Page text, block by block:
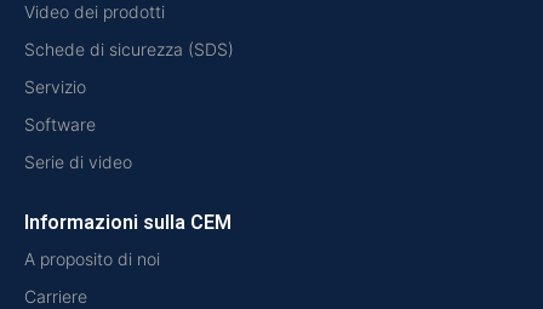
Video dei prodotti
Schede di sicurezza (SDS)
Servizio
Software
Serie di video
Informazioni sulla CEM
A proposito di noi
Carriere